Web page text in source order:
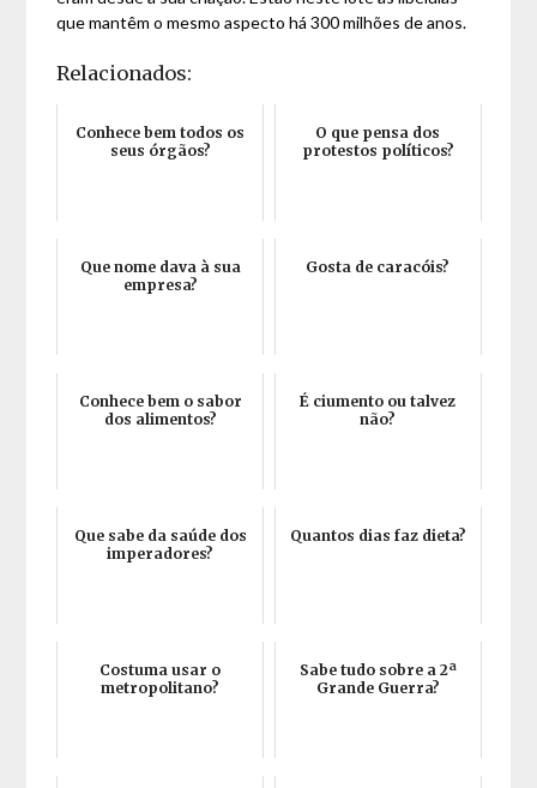
que mantêm o mesmo aspecto há 300 milhões de anos.
Relacionados:
Conhece bem todos os
seus órgãos?
O que pensa dos
protestos políticos?
Que nome dava à sua
empresa?
Gosta de caracóis?
Conhece bem o sabor
dos alimentos?
É ciumento ou talvez
não?
Que sabe da saúde dos
imperadores?
Quantos dias faz dieta?
Costuma usar o
metropolitano?
Sabe tudo sobre a 2ª
Grande Guerra?